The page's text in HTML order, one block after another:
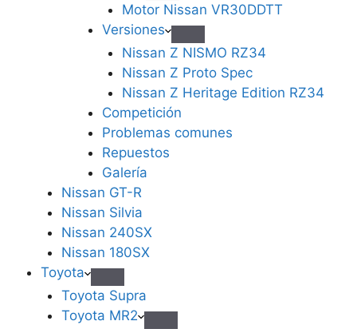
Motor Nissan VR30DDTT
Versiones
Nissan Z NISMO RZ34
Nissan Z Proto Spec
Nissan Z Heritage Edition RZ34
Competición
Problemas comunes
Repuestos
Galería
Nissan GT-R
Nissan Silvia
Nissan 240SX
Nissan 180SX
Toyota
Toyota Supra
Toyota MR2